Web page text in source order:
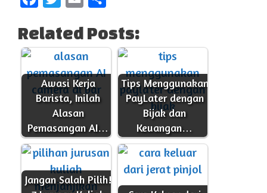
c
b
o
o
k
i
t
t
e
r
i
l
a
Related Posts:
Awasi Kerja
Barista, Inilah
Alasan
Pemasangan AI…
Tips Menggunakan
PayLater dengan
Bijak dan
Keuangan…
Jangan Salah Pilih!